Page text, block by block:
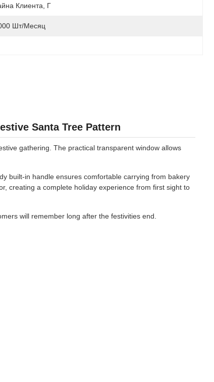
Клиента, Г
Шт/месяц
Santa Tree Pattern
gathering. The practical transparent window allows
built-in handle ensures comfortable carrying from bakery
creating a complete holiday experience from first sight to
will remember long after the festivities end.